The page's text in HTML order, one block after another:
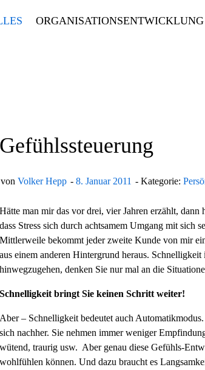
ORGANISATIONSENTWICKLUNG
Gefühlssteuerung
von Volker Hepp 8. Januar 2011 Kategorie:
Hätte man mir das vor drei, vier Jahren erzählt, dann
dass Stress sich durch achtsamem Umgang mit sich
Mittlerweile bekommt jeder zweite Kunde von mir
aus einem anderen Hintergrund heraus.
hinwegzugehen, denken Sie nur mal an die
Schnelligkeit bringt Sie keinen Schritt weiter!
Aber – Schnelligkeit bedeutet auch
sich nachher. Sie nehmen immer weniger
wütend, traurig usw. Aber genau diese Gefühls-
wohlfühlen können. Und dazu braucht es